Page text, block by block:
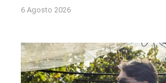
6 Agosto 2026